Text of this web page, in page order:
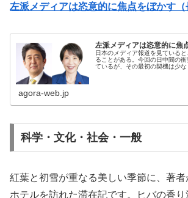
左派メディアは恣意的に焦点をぼかす（
左派メディアは恣意的に焦
日本のメディア報道を見ている
ることがある。今回の日中間の
ているが、その最初の契機は少
agora-web.jp
科学・文化・社会・一般
紅葉と初雪が重なる美しい季節に、著者
ホテルを訪れた滞在記です。ヒバの香